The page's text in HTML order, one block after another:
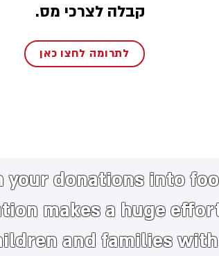
קבלה לצרכי מס.
לתרומה לחצו כאן
your donations into
makes a huge
and families